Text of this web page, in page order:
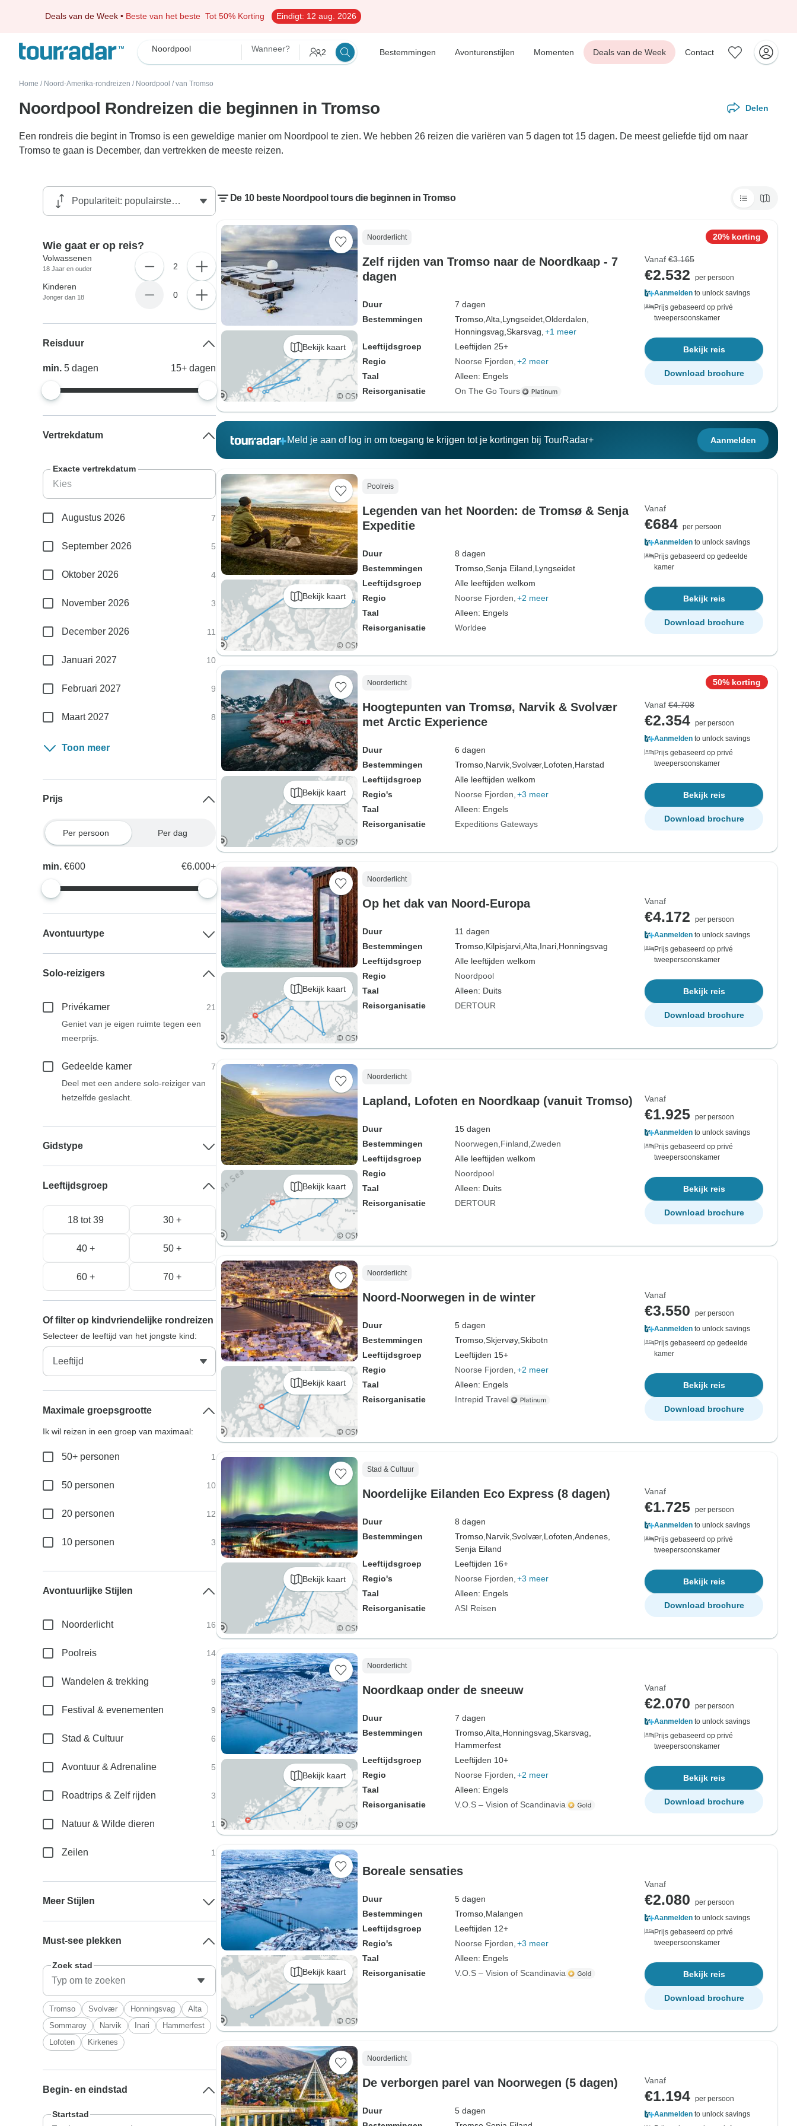
Deals van de Week • Beste van het beste Tot 50% Korting Eindigt: 12 aug. 2026
Noordpool Wanneer? 2 Bestemmingen Avonturenstijlen Momenten Deals van de Week Contact
Home / Noord-Amerika-rondreizen / Noordpool / van Tromso
Noordpool Rondreizen die beginnen in Tromso Delen
Een rondreis die begint in Tromso is een geweldige manier om Noordpool te zien. We hebben 26 reizen die variëren van 5 dagen tot 15 dagen. De meest geliefde tijd om naar
Tromso te gaan is December, dan vertrekken de meeste reizen.
De 10 beste Noordpool tours die beginnen in Tromso
Bekijk kaart
Noorderlicht
Zelf rijden van Tromso naar de Noordkaap - 7
dagen
Duur
7 dagen
Bestemmingen
Tromso, Alta, Lyngseidet, Olderdalen,
Honningsvag, Skarsvag, +1 meer
Leeftijdsgroep
Leeftijden 25+
Regio
Noorse Fjorden +2 meer
Taal
Alleen: Engels
Reisorganisatie
On The Go Tours
20% korting
Vanaf €3.165
€2.532
per persoon
Aanmelden to unlock savings
Prijs gebaseerd op privé
tweepersoonskamer
Bekijk reis
Download brochure
Meld je aan of log in om toegang te krijgen tot je kortingen bij TourRadar+ Aanmelden
Bekijk kaart
Poolreis
Legenden van het Noorden: de Tromsø & Senja
Expeditie
Duur
8 dagen
Bestemmingen
Tromso, Senja Eiland, Lyngseidet
Leeftijdsgroep
Alle leeftijden welkom
Regio
Noorse Fjorden +2 meer
Taal
Alleen: Engels
Reisorganisatie
Worldee
Vanaf
€684 per persoon
Aanmelden to unlock savings
Prijs gebaseerd op gedeelde
kamer
Bekijk reis
Download brochure
Bekijk kaart
Noorderlicht
Hoogtepunten van Tromsø, Narvik & Svolvær
met Arctic Experience
Duur
6 dagen
Bestemmingen
Tromso, Narvik, Svolvær, Lofoten, Harstad
Leeftijdsgroep
Alle leeftijden welkom
Regio's
Noorse Fjorden +3 meer
Taal
Alleen: Engels
Reisorganisatie
Expeditions Gateways
50% korting
Vanaf €4.708
€2.354 per persoon
Aanmelden to unlock savings
Prijs gebaseerd op privé
tweepersoonskamer
Bekijk reis
Download brochure
Bekijk kaart
Noorderlicht
Op het dak van Noord-Europa
Duur
11 dagen
Bestemmingen
Tromso, Kilpisjarvi, Alta, Inari, Honningsvag
Leeftijdsgroep
Alle leeftijden welkom
Regio
Noordpool
Taal
Alleen: Duits
Reisorganisatie
DERTOUR
Vanaf
€4.172
per persoon
Aanmelden to unlock savings
Prijs gebaseerd op privé
tweepersoonskamer
Bekijk reis
Download brochure
Bekijk kaart
Noorderlicht
Lapland, Lofoten en Noordkaap (vanuit Tromso)
Duur
15 dagen
Bestemmingen
Noorwegen Finland Zweden
Leeftijdsgroep
Alle leeftijden welkom
Regio
Noordpool
Taal
Alleen: Duits
Reisorganisatie
DERTOUR
Vanaf
€1.925 per persoon
Aanmelden to unlock savings
Prijs gebaseerd op privé
tweepersoonskamer
Bekijk reis
Download brochure
Bekijk kaart
Noorderlicht
Noord-Noorwegen in de winter
Duur
5 dagen
Bestemmingen
Tromso, Skjervøy,Skibotn
Leeftijdsgroep
Leeftijden 15+
Regio
Noorse Fjorden +2 meer
Taal
Alleen: Engels
Reisorganisatie
Intrepid Travel
Vanaf
€3.550
per persoon
Aanmelden to unlock savings
Prijs gebaseerd op gedeelde
kamer
Bekijk reis
Download brochure
Bekijk kaart
Stad & Cultuur
Noordelijke Eilanden Eco Express (8 dagen)
Duur
8 dagen
Bestemmingen
Tromso, Narvik, Svolvær, Lofoten, Andenes,
Senja Eiland
Leeftijdsgroep
Leeftijden 16+
Regio's
Noorse Fjorden +3 meer
Taal
Alleen: Engels
Reisorganisatie
ASI Reisen
Vanaf
€1.725 per persoon
Aanmelden to unlock savings
Prijs gebaseerd op privé
tweepersoonskamer
Bekijk reis
Download brochure
Bekijk kaart
Noorderlicht
Noordkaap onder de sneeuw
Duur
7 dagen
Bestemmingen
Tromso, Alta, Honningsvag, Skarsvag,
Hammerfest
Leeftijdsgroep
Leeftijden 10+
Regio
Noorse Fjorden +2 meer
Taal
Alleen: Engels
Reisorganisatie
V.O.S – Vision of Scandinavia
Vanaf
€2.070
per persoon
Aanmelden to unlock savings
Prijs gebaseerd op privé
tweepersoonskamer
Bekijk reis
Download brochure
Bekijk kaart
Boreale sensaties
Duur
5 dagen
Bestemmingen
Tromso, Malangen
Leeftijdsgroep
Leeftijden 12+
Regio's
Noorse Fjorden +3 meer
Taal
Alleen: Engels
Reisorganisatie
V.O.S – Vision of Scandinavia
Vanaf
€2.080
per persoon
Aanmelden to unlock savings
Prijs gebaseerd op privé
tweepersoonskamer
Bekijk reis
Download brochure
Noorderlicht
De verborgen parel van Noorwegen (5 dagen)
Duur
5 dagen
Vanaf
€1.194 per persoon
Aanmelden to unlock savings
Wie gaat er op reis?
Volwassenen
18 Jaar en ouder 2
Kinderen
Jonger dan 18 0
Reisduur
min.5dagen 15+ dagen
Vertrekdatum
Exacte vertrekdatum
Augustus 2026 7
September 2026 5
Oktober 2026 4
November 2026 3
December 2026 11
Januari 2027 10
Februari 2027 9
Maart 2027 8
Toon meer
Prijs
Per persoon Per dag
min.€600 €6.000+
Avontuurtype
Solo-reizigers
Privékamer
21
Geniet van je eigen ruimte tegen een
meerprijs.
Gedeelde kamer
7
Deel met een andere solo-reiziger van
hetzelfde geslacht.
Gidstype
Leeftijdsgroep
18 tot 39 30 +
40 + 50 +
60 + 70 +
Of filter op kindvriendelijke rondreizen
Selecteer de leeftijd van het jongste kind:
Maximale groepsgrootte
Ik wil reizen in een groep van maximaal:
50+ personen 1
50 personen 10
20 personen 12
10 personen 3
Avontuurlijke Stijlen
Noorderlicht 16
Poolreis 14
Wandelen & trekking 9
Festival & evenementen 9
Stad & Cultuur 6
Avontuur & Adrenaline 5
Roadtrips & Zelf rijden 3
Natuur & Wilde dieren 1
Zeilen 1
Meer Stijlen
Must-see plekken
Zoek stad
Tromso Svolvær Honningsvag
Alta
Sommaroy
Narvik Inari
Hammerfest
Lofoten
Kirkenes
Begin- en eindstad
Startstad